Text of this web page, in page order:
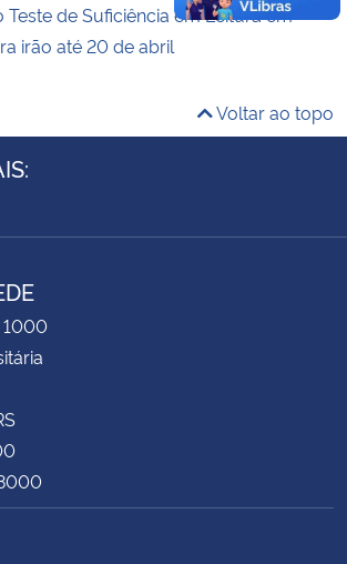
Teste de Suficiência em Leitura em
irão até 20 de abril
Voltar ao topo
1000